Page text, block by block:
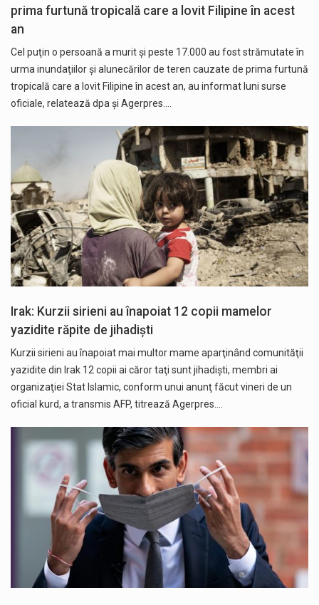
prima furtună tropicală care a lovit Filipine în acest
an
Cel puţin o persoană a murit şi peste 17.000 au fost strămutate în
urma inundaţiilor şi alunecărilor de teren cauzate de prima furtună
tropicală care a lovit Filipine în acest an, au informat luni surse
oficiale, relatează dpa și Agerpres.…
Irak: Kurzii sirieni au înapoiat 12 copii mamelor
yazidite răpite de jihadiști
Kurzii sirieni au înapoiat mai multor mame aparţinând comunităţii
yazidite din Irak 12 copii ai căror taţi sunt jihadişti, membri ai
organizaţiei Stat Islamic, conform unui anunţ făcut vineri de un
oficial kurd, a transmis AFP, titrează Agerpres.…